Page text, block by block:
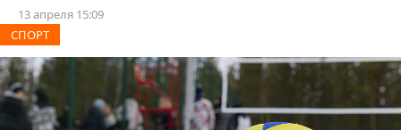
13 апреля 15:09
СПОРТ